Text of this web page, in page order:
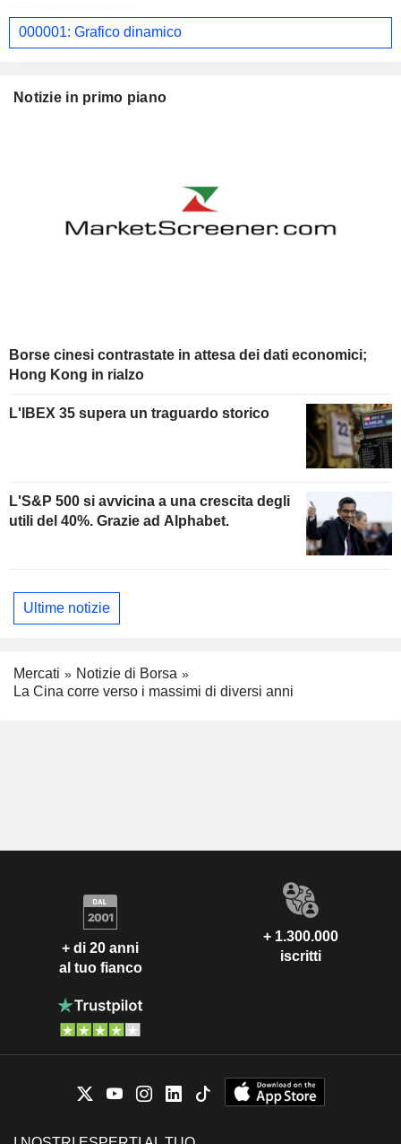
000001: Grafico dinamico
Notizie in primo piano
Borse cinesi contrastate in attesa dei dati economici;
Hong Kong in rialzo
L'IBEX 35 supera un traguardo storico
L'S&P 500 si avvicina a una crescita degli
utili del 40%. Grazie ad Alphabet.
Ultime notizie
Mercati
Notizie di Borsa
La Cina corre verso i massimi di diversi anni
+ di 20 anni
al tuo fianco
+ 1.300.000
iscritti